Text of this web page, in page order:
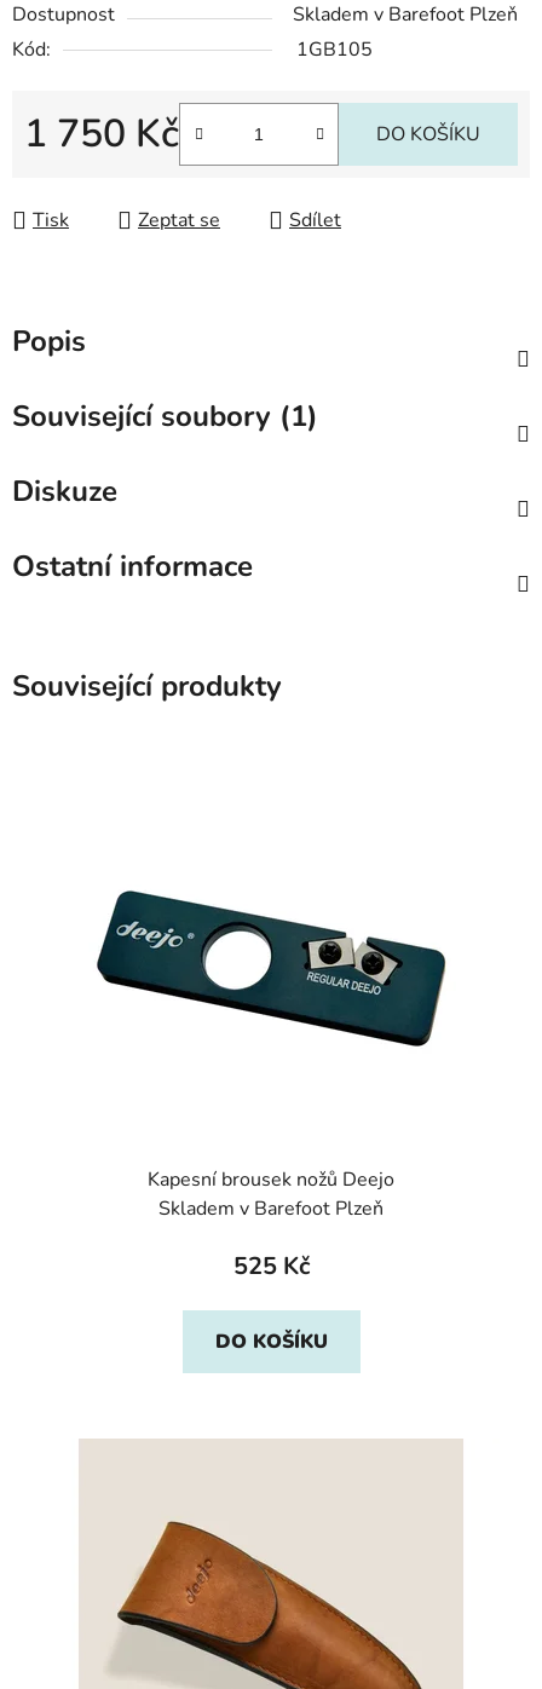
Dostupnost
Skladem v Barefoot Plzeň
Kód:
1GB105
1 750 Kč DO KOŠÍKU
Tisk Zeptat se Sdílet
Popis
Související soubory (1)
Diskuze
Ostatní informace
Související produkty
Kapesní brousek nožů Deejo
Skladem v Barefoot Plzeň
525 Kč
DO KOŠÍKU